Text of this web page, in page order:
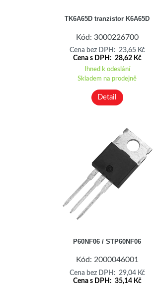
TK6A65D tranzistor K6A65D
Kód: 3000226700
Cena bez DPH: 23,65 Kč
Cena s DPH: 28,62 Kč
Ihned k odeslání
Skladem na prodejně
Detail
P60NF06 / STP60NF06
Kód: 2000046001
Cena bez DPH: 29,04 Kč
Cena s DPH: 35,14 Kč